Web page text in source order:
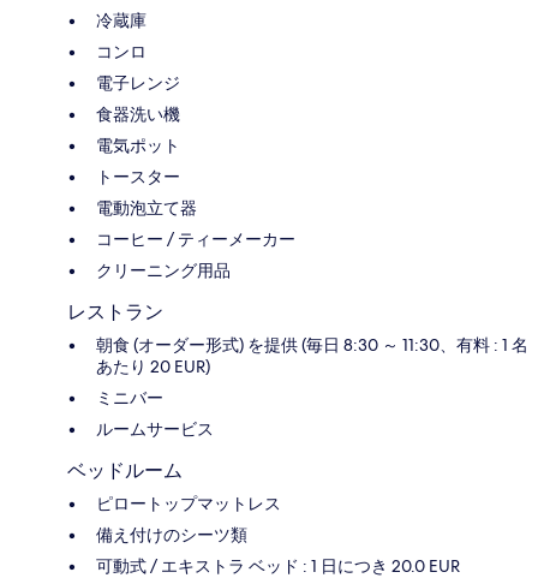
冷蔵庫
コンロ
電子レンジ
食器洗い機
電気ポット
トースター
電動泡立て器
コーヒー / ティーメーカー
クリーニング用品
レストラン
朝食 (オーダー形式) を提供 (毎日 8:30 ～ 11:30、有料 : 1 名
あたり 20 EUR)
ミニバー
ルームサービス
ベッドルーム
ピロートップマットレス
備え付けのシーツ類
可動式 / エキストラ ベッド : 1 日につき 20.0 EUR